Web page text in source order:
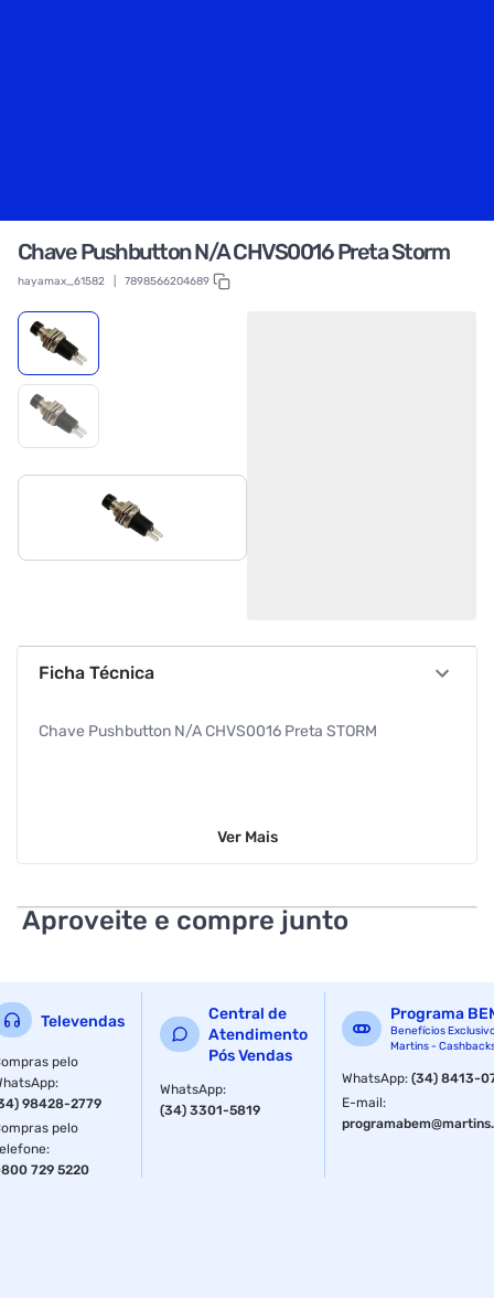
Chave Pushbutton N/A CHVS0016 Preta Storm
hayamax_61582 7898566204689
Ficha Técnica
Chave Pushbutton N/A CHVS0016 Preta STORM
Ver Mais
Aproveite e compre junto
Televendas
pelo
:
98428-2779
pelo
:
729 5220
Central de
Atendimento
Pós Vendas
WhatsApp:
(34) 3301-5819
Programa
Benefícios
Martins -
WhatsApp:(34) 8413-
E-mail: